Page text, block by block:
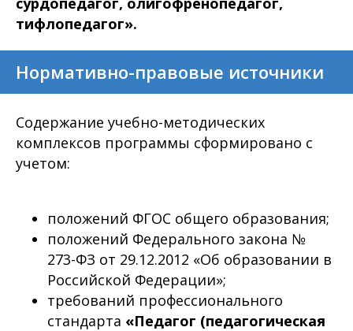
тифлопедагог».
Нормативно-правовые источники
Содержание учебно-методических
комплексов программы сформировано с
учетом:
положений ФГОС общего образования;
положений Федерального закона №
273-ФЗ от 29.12.2012 «Об образовании в
Российской Федерации»;
требований профессионального
стандарта «Педагог (педагогическая